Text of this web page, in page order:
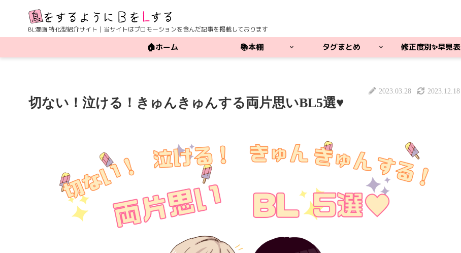
BL漫画 特化型紹介サイト｜当サイトはプロモーションを含んだ記事を掲載しております
🏠ホーム 📚本棚 タグまとめ 修正度別✨早見表
切ない！泣ける！きゅんきゅんする両片思いBL5選♥
2023.03.28 2023.12.18